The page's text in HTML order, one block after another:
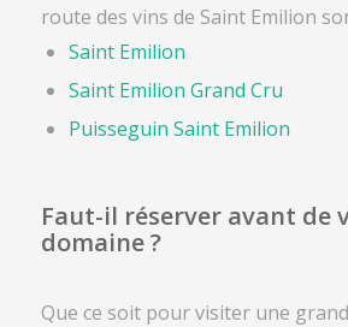
route des vins de Saint Emilion
Saint Emilion
Saint Emilion Grand Cru
Puisseguin Saint Emilion
Faut-il réserver avant de
domaine ?
Que ce soit pour visiter une